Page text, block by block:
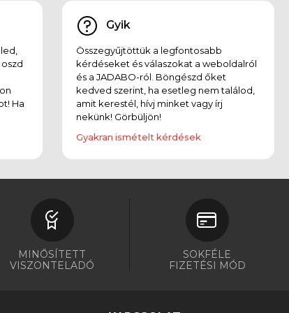
Ha
Gyik
Összegyűjtöttük a legfontosabb
kérdéseket és válaszokat a weboldalról
és a JADABO-ról. Böngészd őket
kedved szerint, ha esetleg nem találod,
amit kerestél, hívj minket vagy írj
nekünk! Görbüljön!
Gyakran ismételt kérdések
MINŐSÍTETT
VISZONTELADÓ
SOKFÉLE
FIZETÉSI MÓD